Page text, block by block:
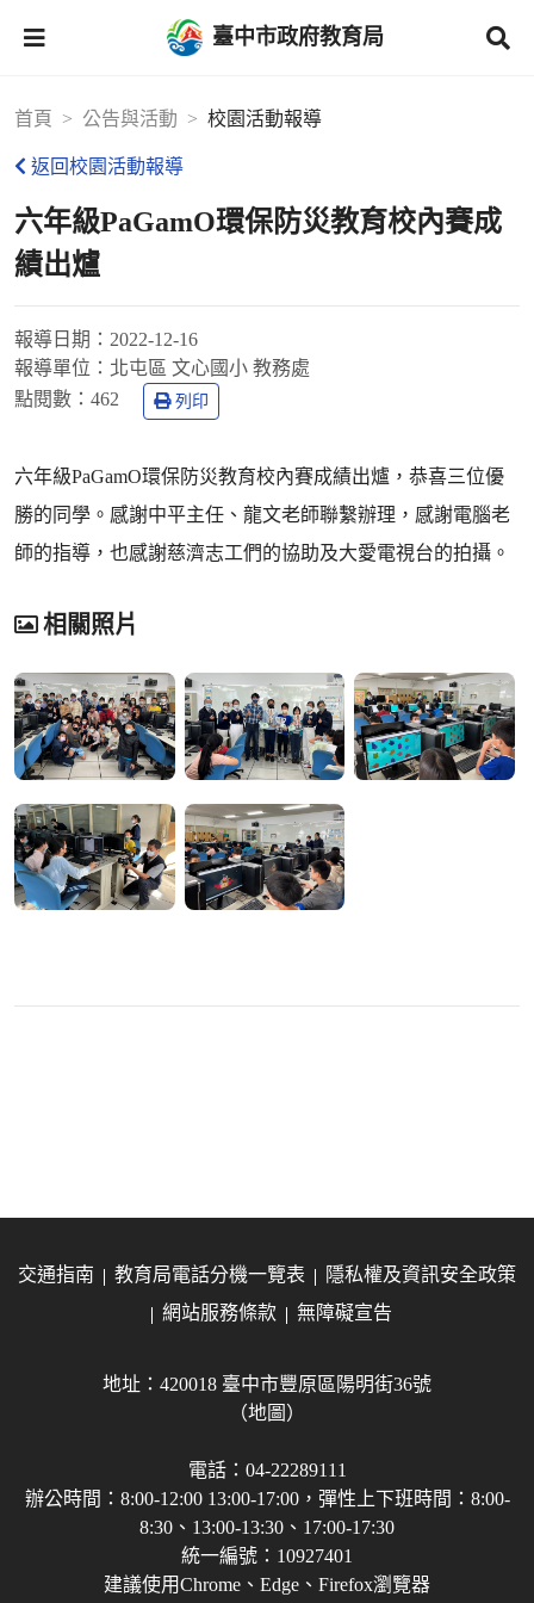
臺中市政府教育局
首頁 公告與活動 校園活動報導
返回校園活動報導
六年級PaGamO環保防災教育校內賽成
績出爐
報導日期： 2022-12-16
報導單位： 北屯區 文心國小 教務處
點閱數： 462 列印
六年級PaGamO環保防災教育校內賽成績出爐，恭喜三位優
勝的同學。感謝中平主任、龍文老師聯繫辦理，感謝電腦老
師的指導，也感謝慈濟志工們的協助及大愛電視台的拍攝。
相關照片
交通指南 教育局電話分機一覽表
隱私權及資訊安全政策
網站服務條款
無障礙宣告
地址：420018 臺中市豐原區陽明街36號
（地圖）
電話：04-22289111
辦公時間：8:00-12:00 13:00-17:00，彈性上下班時間：8:00-
8:30、13:00-13:30、17:00-17:30
統一編號：10927401
建議使用Chrome、Edge、Firefox瀏覽器